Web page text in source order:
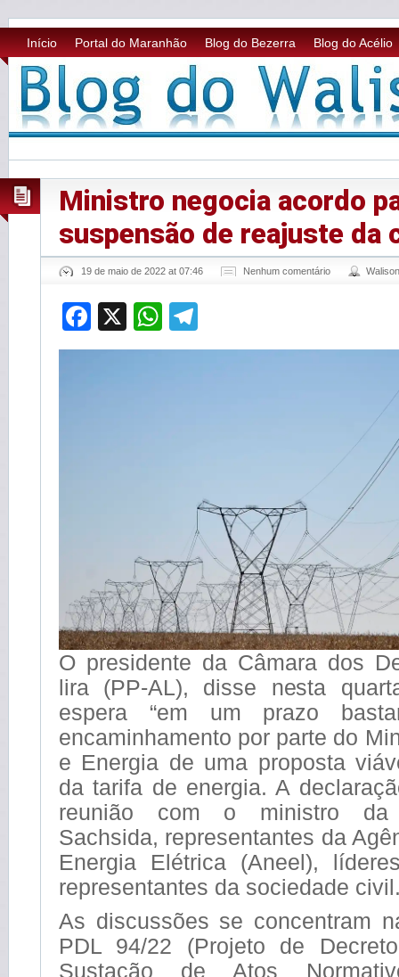
Início Portal do Maranhão Blog do Bezerra Blog do Acélio
Ministro negocia acordo
suspensão de reajuste da
19 de maio de 2022 at 07:46 Nenhum comentário
Facebook
X WhatsApp
O presidente da Câmara dos
lira (PP-AL), disse nesta
espera “em um prazo
encaminhamento por parte do
e Energia de uma proposta
da tarifa de energia. A
reunião com o ministro da
Sachsida, representantes da
Energia Elétrica (Aneel),
representantes da sociedade
As discussões se concentram
PDL 94/22 (Projeto de
Sustação de Atos